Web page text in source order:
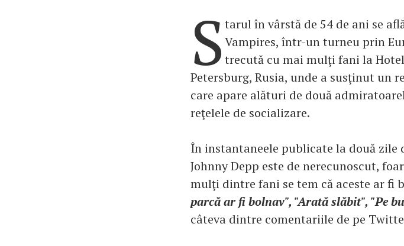
S tarul în vârstă de 54 de ani se
Vampires, într-un turneu prin
trecută cu mai mulţi fani la
Petersburg, Rusia, unde a susţinut un
care apare alături de două
reţelele de socializare.
În instantaneele publicate la două zile
Johnny Depp este de nerecunoscut,
mulţi dintre fani se tem că aceste ar fi
parcă ar fi bolnav", "Arată slăbit", "Pe
câteva dintre comentariile de pe